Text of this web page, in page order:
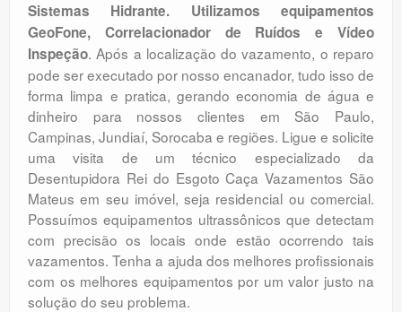
Sistemas Hidrante. Utilizamos equipamentos
GeoFone, Correlacionador de Ruídos e Vídeo
Inspeção. Após a localização do vazamento, o reparo
pode ser executado por nosso encanador, tudo isso de
forma limpa e pratica, gerando economia de água e
dinheiro para nossos clientes em São Paulo,
Campinas, Jundiaí, Sorocaba e regiões. Ligue e solicite
uma visita de um técnico especializado da
Desentupidora Rei do Esgoto Caça Vazamentos São
Mateus em seu imóvel, seja residencial ou comercial.
Possuímos equipamentos ultrassônicos que detectam
com precisão os locais onde estão ocorrendo tais
vazamentos. Tenha a ajuda dos melhores profissionais
com os melhores equipamentos por um valor justo na
solução do seu problema.